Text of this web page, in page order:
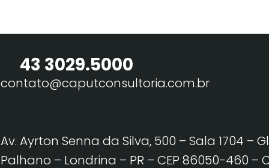
43 3029.5000
contato@caputconsultoria.com.br
Av. Ayrton Senna da Silva, 500 – Sala 1704 –
Palhano – Londrina – PR – CEP 86050-460 –